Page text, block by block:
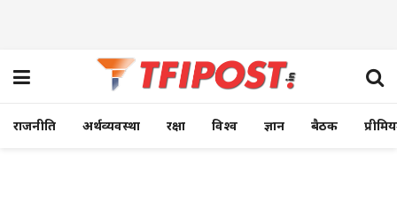
राजनीति अर्थव्यवस्था रक्षा विश्व ज्ञान बैठक